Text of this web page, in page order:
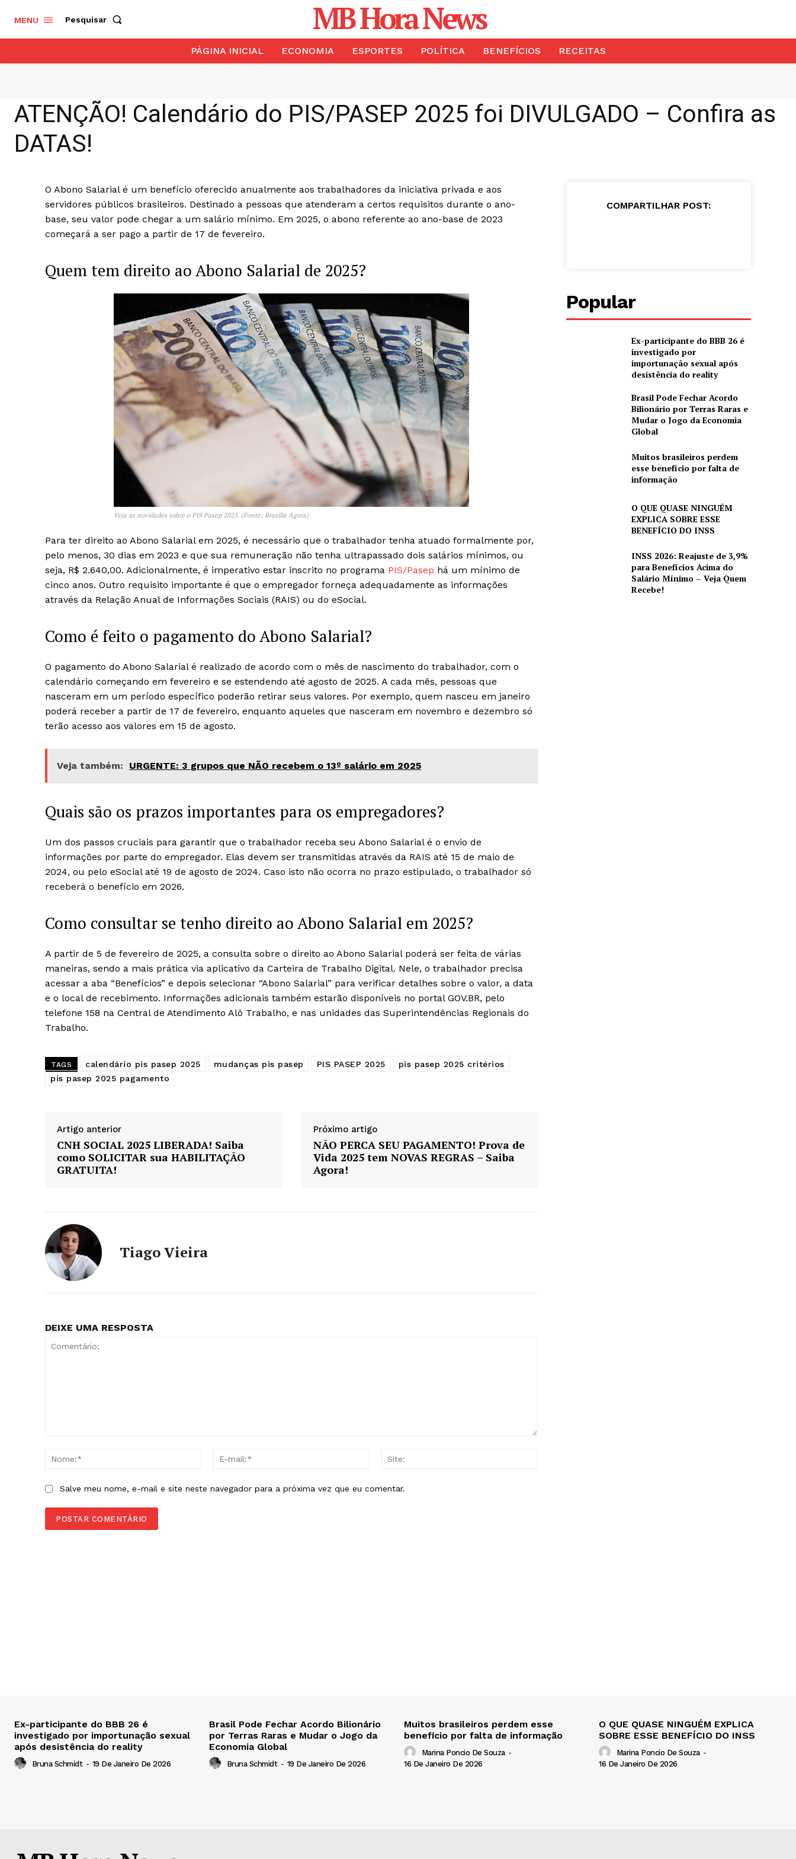
MENU Pesquisar MB Hora News
PÁGINA INICIAL ECONOMIA ESPORTES POLÍTICA BENEFÍCIOS RECEITAS
ATENÇÃO! Calendário do PIS/PASEP 2025 foi DIVULGADO – Confira as
DATAS!
O Abono Salarial é um benefício oferecido anualmente aos trabalhadores da iniciativa privada e aos
servidores públicos brasileiros. Destinado a pessoas que atenderam a certos requisitos durante o ano-
base, seu valor pode chegar a um salário mínimo. Em 2025, o abono referente ao ano-base de 2023
começará a ser pago a partir de 17 de fevereiro.
Quem tem direito ao Abono Salarial de 2025?
Veja as novidades sobre o PIS Pasep 2025. (Fonte: Brasilia Agora)
Para ter direito ao Abono Salarial em 2025, é necessário que o trabalhador tenha atuado formalmente por,
pelo menos, 30 dias em 2023 e que sua remuneração não tenha ultrapassado dois salários mínimos, ou
seja, R$ 2.640,00. Adicionalmente, é imperativo estar inscrito no programa PIS/Pasep há um mínimo de
cinco anos. Outro requisito importante é que o empregador forneça adequadamente as informações
através da Relação Anual de Informações Sociais (RAIS) ou do eSocial.
Como é feito o pagamento do Abono Salarial?
O pagamento do Abono Salarial é realizado de acordo com o mês de nascimento do trabalhador, com o
calendário começando em fevereiro e se estendendo até agosto de 2025. A cada mês, pessoas que
nasceram em um período específico poderão retirar seus valores. Por exemplo, quem nasceu em janeiro
poderá receber a partir de 17 de fevereiro, enquanto aqueles que nasceram em novembro e dezembro só
terão acesso aos valores em 15 de agosto.
Veja também: URGENTE: 3 grupos que NÃO recebem o 13º salário em 2025
Quais são os prazos importantes para os empregadores?
Um dos passos cruciais para garantir que o trabalhador receba seu Abono Salarial é o envio de
informações por parte do empregador. Elas devem ser transmitidas através da RAIS até 15 de maio de
2024, ou pelo eSocial até 19 de agosto de 2024. Caso isto não ocorra no prazo estipulado, o trabalhador só
receberá o benefício em 2026.
Como consultar se tenho direito ao Abono Salarial em 2025?
A partir de 5 de fevereiro de 2025, a consulta sobre o direito ao Abono Salarial poderá ser feita de várias
maneiras, sendo a mais prática via aplicativo da Carteira de Trabalho Digital. Nele, o trabalhador precisa
acessar a aba “Benefícios” e depois selecionar “Abono Salarial” para verificar detalhes sobre o valor, a data
e o local de recebimento. Informações adicionais também estarão disponíveis no portal GOV.BR, pelo
telefone 158 na Central de Atendimento Alô Trabalho, e nas unidades das Superintendências Regionais do
Trabalho.
TAGS calendário pis pasep 2025 mudanças pis pasep PIS PASEP 2025
pis pasep 2025 critérios
pis pasep 2025 pagamento
Artigo anterior
CNH SOCIAL 2025 LIBERADA! Saiba
como SOLICITAR sua HABILITAÇÃO
GRATUITA!
Próximo artigo
NÃO PERCA SEU PAGAMENTO! Prova de
Vida 2025 tem NOVAS REGRAS – Saiba
Agora!
Tiago Vieira
DEIXE UMA RESPOSTA
Nome:*
Salve meu nome, e-mail e site neste navegador para a próxima vez que eu comentar.
COMPARTILHAR POST:
Popular
Ex-participante do BBB 26 é
investigado por
importunação sexual após
desistência do reality
Brasil Pode Fechar Acordo
Bilionário por Terras Raras e
Mudar o Jogo da Economia
Global
Muitos brasileiros perdem
esse benefício por falta de
informação
O QUE QUASE NINGUÉM
EXPLICA SOBRE ESSE
BENEFÍCIO DO INSS
INSS 2026: Reajuste de 3,9%
para Benefícios Acima do
Salário Mínimo – Veja Quem
Recebe!
Ex-participante do BBB 26 é
investigado por importunação sexual
após desistência do reality
Bruna Schmidt - 19 De Janeiro De 2026
Brasil Pode Fechar Acordo Bilionário
por Terras Raras e Mudar o Jogo da
Economia Global
Bruna Schmidt - 19 De Janeiro De 2026
Muitos brasileiros perdem esse
benefício por falta de informação
Marina Poncio De Souza -
16 De Janeiro De 2026
O QUE QUASE NINGUÉM EXPLICA
SOBRE ESSE BENEFÍCIO DO INSS
Marina Poncio De Souza -
16 De Janeiro De 2026